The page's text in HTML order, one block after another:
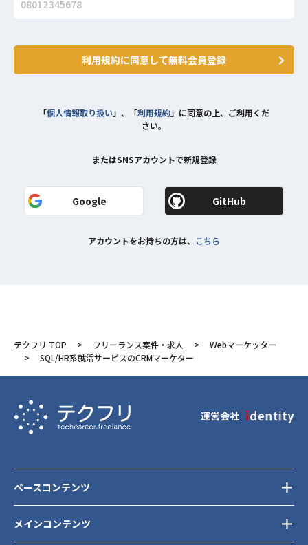
利用規約に同意して無料会員登録
「個人情報取り扱い」、「利用規約」に同意の上、ご利用くだ
さい。
またはSNSアカウントで新規登録
Google GitHub
アカウントをお持ちの方は、 こちら
テクフリ TOP フリーランス案件・求人
Webマーケッター
SQL/HR系就活サービスのCRMマーケター
運営会社
メインコンテンツ
ベースコンテンツ